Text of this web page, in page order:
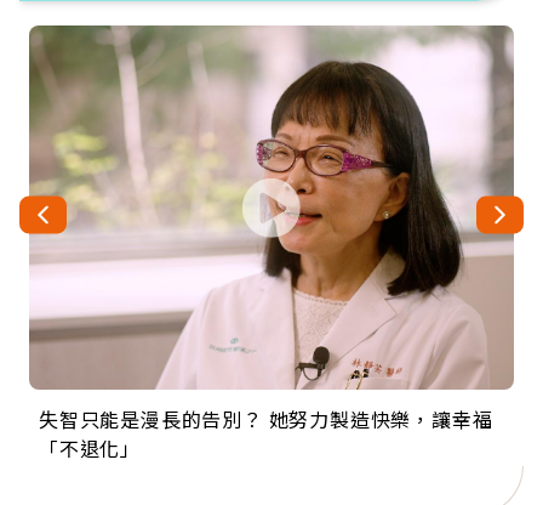
失智只能是漫長的告別？ 她努力製造快樂，讓幸福
「不退化」
來自剛果的巧克力神父 為台灣奉獻36年 「台灣是我
的家，我連作夢都講台語！」
63歲卸矽谷副總、搬回台灣找快樂！「蛋黃哥小
丑」走進安養院，逗樂上萬爺奶：退休後才開始真
104歲打破金氏世界紀錄 成為全球最年長羽球選
手，分享長壽的秘密原來是「這個」
事業巔峰他選擇追夢…黑手阿伯拉小提琴還登上小
巨蛋！連CNN都大讚！